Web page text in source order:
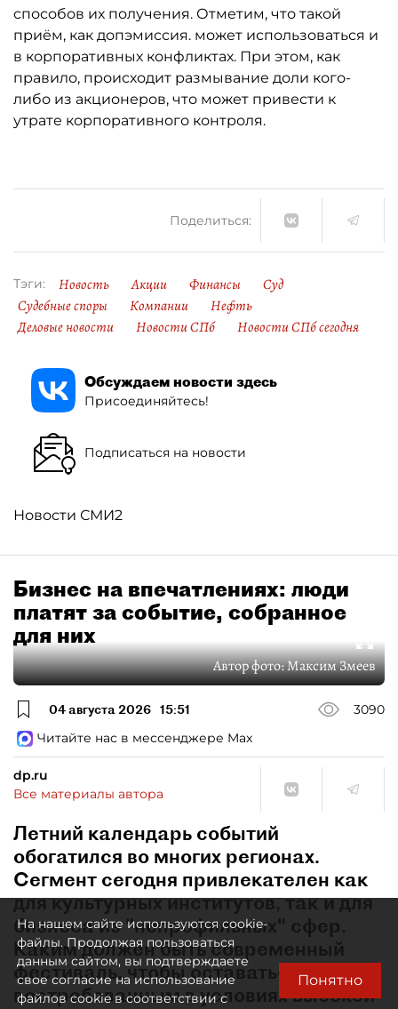
способов их получения. Отметим, что такой
приём, как допэмиссия. может использоваться и
в корпоративных конфликтах. При этом, как
правило, происходит размывание доли кого-
либо из акционеров, что может привести к
утрате корпоративного контроля.
Поделиться:
Тэги: Новость Акции Финансы
Суд
Судебные споры
Компании
Нефть
Деловые новости
Новости СПб Новости СПб сегодня
Обсуждаем новости здесь
Присоединяйтесь!
Подписаться на новости
Новости СМИ2
Бизнес на впечатлениях: люди
платят за событие, собранное
для них
Автор фото:Максим Змеев
04 августа 2026 15:51
3090
Читайте нас в мессенджере Max
dp.ru
Все материалы автора
Летний календарь событий
обогатился во многих регионах.
Сегмент сегодня привлекателен как
для культурных институтов, так и для
бизнеса из "непрофильных" сфер.
Каким должен быть современный
фестиваль, чтобы оставаться
востребованным в условиях высокой
На нашем сайте используются cookie-
файлы. Продолжая пользоваться
данным сайтом, вы подтверждаете
свое согласие на использование
файлов cookie в соответствии с
Понятно